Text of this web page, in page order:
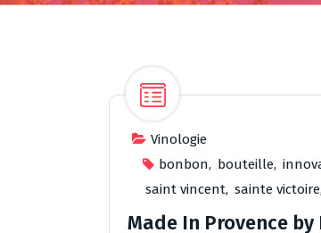
Vinologie
bonbon, bouteille,
saint vincent, sainte victoire,
Made In Provence